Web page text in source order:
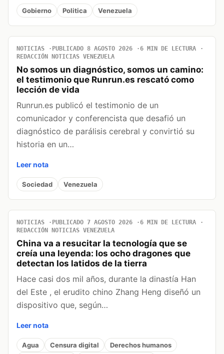
Gobierno Politica Venezuela
NOTICIAS PUBLICADO 8 AGOSTO 2026
6 MIN DE LECTURA
REDACCIÓN NOTICIAS VENEZUELA
No somos un diagnóstico, somos un camino:
el testimonio que Runrun.es rescató como
lección de vida
Runrun.es publicó el testimonio de un
comunicador y conferencista que desafió un
diagnóstico de parálisis cerebral y convirtió su
historia en un…
Leer nota
Sociedad Venezuela
NOTICIAS PUBLICADO 7 AGOSTO 2026
6 MIN DE LECTURA
REDACCIÓN NOTICIAS VENEZUELA
China va a resucitar la tecnología que se
creía una leyenda: los ocho dragones que
detectan los latidos de la tierra
Hace casi dos mil años, durante la dinastía Han
del Este , el erudito chino Zhang Heng diseñó un
dispositivo que, según…
Leer nota
Agua Censura digital Derechos humanos